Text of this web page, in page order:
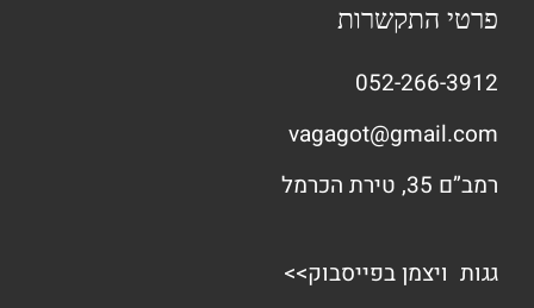
פרטי התקשרות
052-266-3912
vagagot@gmail.com
רמב”ם 35, טירת הכרמל
גגות ויצמן בפייסבוק>>